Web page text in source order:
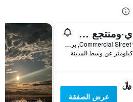
نادي·ومنتجع ساندكاستل
929 Commercial Street, بروفينستون, MA, الولايات المتحدة الأميريكية
عرض الصفقة